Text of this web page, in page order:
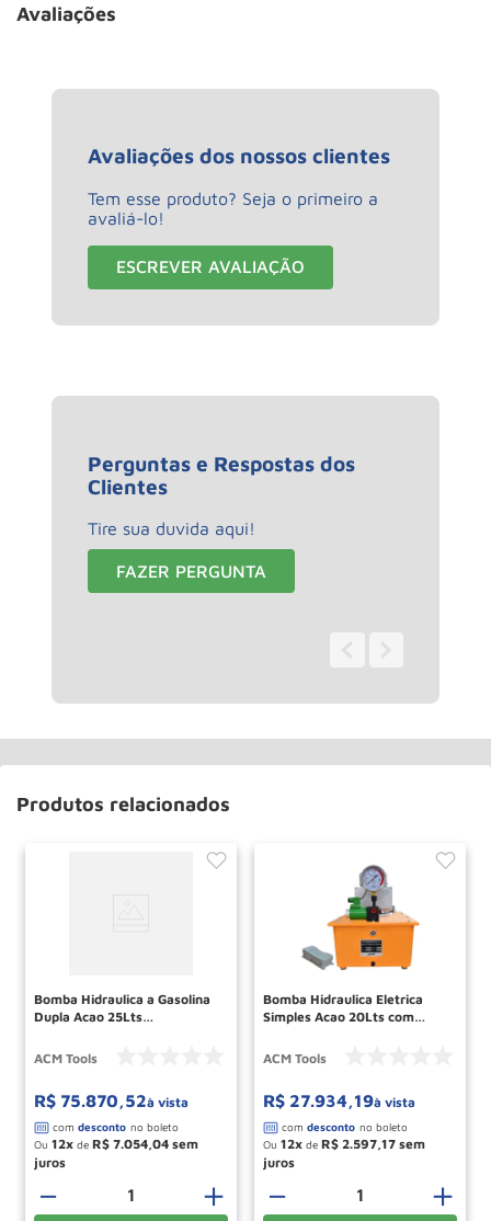
Avaliações
Avaliações dos nossos clientes
Tem esse produto? Seja o primeiro a
avaliá-lo!
ESCREVER AVALIAÇÃO
Perguntas e Respostas dos
Clientes
Tire sua duvida aqui!
FAZER PERGUNTA
Produtos relacionados
Bomba Hidraulica a Gasolina
Dupla Acao 25Lts
ACM Tools
R$ 75.870,52à vista
Ou 12 de R$ 7.054,04
＋
－
Bomba Hidraulica Eletrica
Simples Acao 20Lts com
TOOLS
ACM Tools
R$ 27.934,19à vista
Ou 12 de R$ 2.597,17
＋
－